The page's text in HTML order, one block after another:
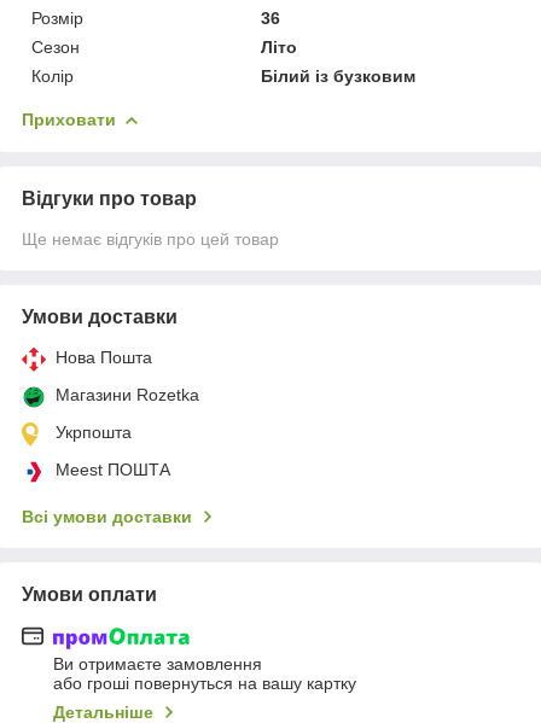
Розмір
36
Сезон
Літо
Колір
Білий із бузковим
Приховати
Відгуки про товар
Ще немає відгуків про цей товар
Умови доставки
Нова Пошта
Магазини Rozetka
Укрпошта
Meest ПОШТА
Всі умови доставки
Умови оплати
Ви отримаєте замовлення
або гроші повернуться на вашу картку
Детальніше